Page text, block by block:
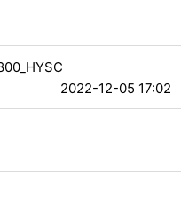
2022-12-05 17:02